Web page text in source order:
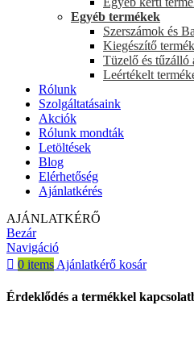
Egyéb termékek
Szerszámok és
Kiegészítő
Tüzelő és tűzálló
Leértékelt
Rólunk
Szolgáltatásaink
Akciók
Rólunk mondták
Letöltések
Blog
Elérhetőség
Ajánlatkérés
AJÁNLATKÉRŐ
Bezár
Navigáció
0 items Ajánlatkérő kosár
Érdeklődés a termékkel